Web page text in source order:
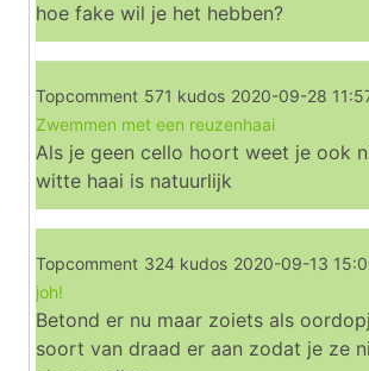
hoe fake wil je het hebben?
Topcomment 571 kudos 2020-09-28
Zwemmen met een reuzenhaai
Als je geen cello hoort weet je ook
witte haai is natuurlijk
Topcomment 324 kudos 2020-09-13
joh!
Betond er nu maar zoiets als
soort van draad er aan zodat je ze